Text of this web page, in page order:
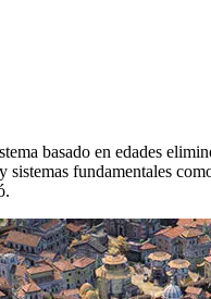
basado en edades
fundamentales